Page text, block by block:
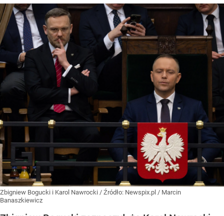
Zbigniew Bogucki i Karol Nawrocki / Źródło: Newspix.pl / Marcin
Banaszkiewicz